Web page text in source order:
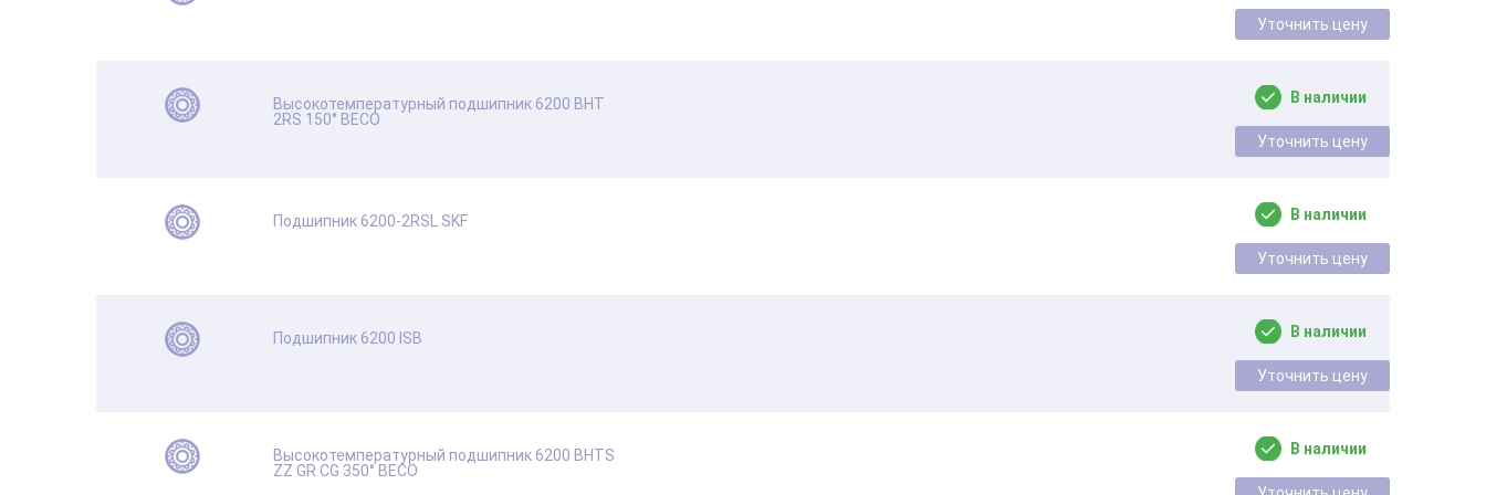
Уточнить цену
Высокотемпературный подшипник 6200 BHT
2RS 150° BECO
В наличии
Уточнить цену
Подшипник 6200-2RSL SKF В наличии
Уточнить цену
Подшипник 6200 ISB В наличии
Уточнить цену
Высокотемпературный подшипник 6200 BHTS
ZZ GR CG 350° BECO
В наличии